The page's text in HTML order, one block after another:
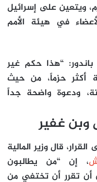
ويتعين على إسرائيل
في هيئة الأمم
باندور: “هذا حكم غير
أكثر حزماً، من حيث
ودعوة واضحة جداً
وبن غفير
قال وزير المالية
، إن “من يطالبون
أن تقرر أن تختفي من